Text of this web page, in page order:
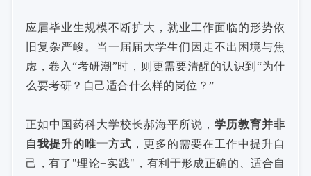
应届毕业生规模不断扩大，就业工作面临的形势依
旧复杂严峻。当一届届大学生们因走不出困境与焦
虑，卷入“考研潮”时，则更需要清醒的认识到“为什
么要考研？自己适合什么样的岗位？”
正如中国药科大学校长郝海平所说，学历教育并非
自我提升的唯一方式 ，更多的需要在工作中提升自
己，有了"理论+实践"，有利于形成正确的、适合自